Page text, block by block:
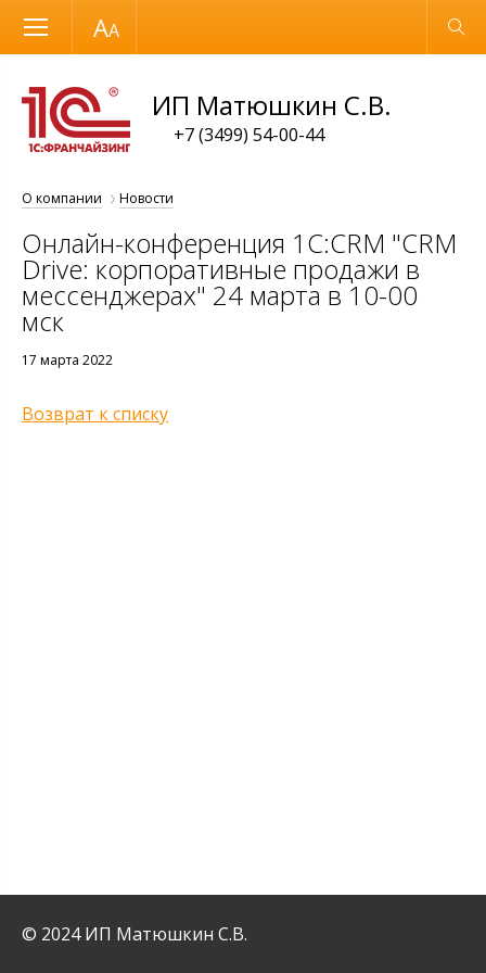
Размер шрифта Обычная версия
ИП Матюшкин С.В.
+7 (3499) 54-00-44
О компании Новости
Онлайн-конференция 1С:CRM "CRM
Drive: корпоративные продажи в
мессенджерах" 24 марта в 10-00
мск
17 марта 2022
Возврат к списку
© 2024 ИП Матюшкин С.В.